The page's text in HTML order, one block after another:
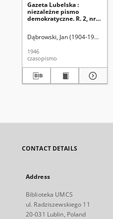
Gazeta Lubelska :
niezależne pismo
demokratyczne. R. 2, nr
Dąbrowski, Jan (1904-1964). Red
1946
czasopismo
CONTACT DETAILS
Address
Biblioteka UMCS
ul. Radziszewskiego 11
20-031 Lublin, Poland